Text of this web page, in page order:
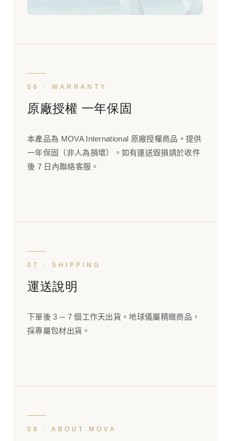
06 · WARRANTY
原廠授權 一年保固
本產品為 MOVA International 原廠授權商品。提供
一年保固（非人為損壞）。如有運送毀損請於收件
後 7 日內聯絡客服。
07 · SHIPPING
運送說明
下單後 3 ─ 7 個工作天出貨。地球儀屬精緻商品，
採專屬包材出貨。
08 · ABOUT MOVA